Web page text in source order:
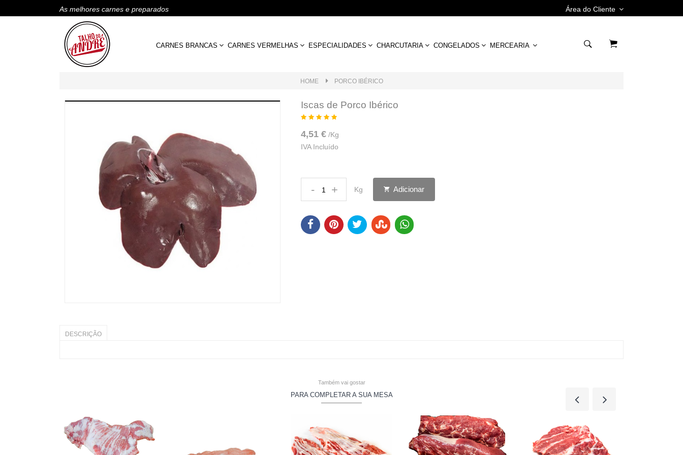
As melhores carnes e preparados Área do Cliente
CARNES BRANCAS CARNES VERMELHAS ESPECIALIDADES CHARCUTARIA CONGELADOS MERCEARIA
HOME PORCO IBÉRICO
Iscas de Porco Ibérico
4,51 € /Kg
IVA Incluído
- + Kg Adicionar
DESCRIÇÃO
Também vai gostar
PARA COMPLETAR A SUA MESA